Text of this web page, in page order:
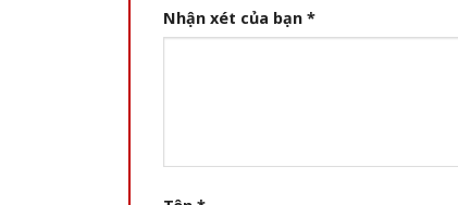
Nhận xét của bạn *